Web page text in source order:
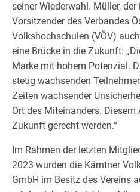
seiner Wiederwahl. Müller,
Vorsitzender des Verbandes
Volkshochschulen (VÖV)
eine Brücke in die Zukunft:
Marke mit hohem Potenzial.
stetig wachsenden
Zeiten wachsender
Ort des Miteinanders.
Zukunft gerecht werden.“
Im Rahmen der letzten
2023 wurden die Kärntner
GmbH im Besitz des Vereins